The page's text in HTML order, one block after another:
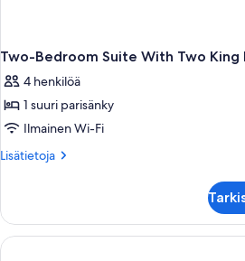
Two-Bedroom Suite With Two King
4 henkilöä
1 suuri parisänky
Ilmainen Wi-Fi
Lisätietoja
Lisätietoja
Suite
With
Two